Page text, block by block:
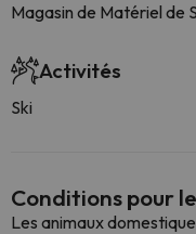
Magasin de Matériel de
Activités
Ski
Conditions pour
Les animaux